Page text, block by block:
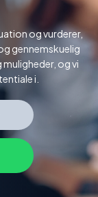
og vurderer,
gennemskuelig
og vi
i.